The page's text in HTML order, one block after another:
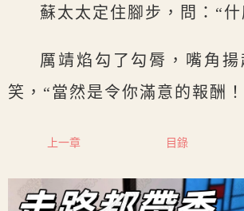
蘇太太定住腳步，問：“
厲靖焰勾了勾脣，嘴角
笑，“當然是令你滿意的報酬
上一章 目錄